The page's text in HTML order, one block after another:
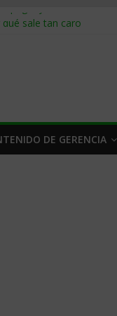
pagar y cobrar en 2026
qué hacer
segmentarlo y venderle
DE GERENCIA